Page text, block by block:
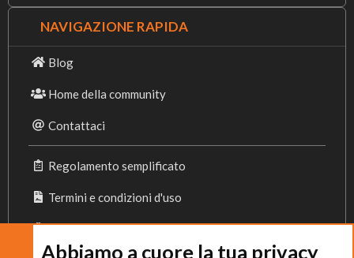
NAVIGAZIONE RAPIDA
Blog
Home della community
Contattaci
Regolamento semplificato
Termini e condizioni d'uso
Privacy Policy
Abbiamo a cuore la tua privacy